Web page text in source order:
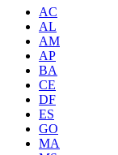
AC
AL
AM
AP
BA
CE
DF
ES
GO
MA